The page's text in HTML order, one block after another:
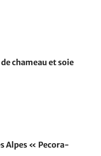
chameau et soie
Alpes « Pecora-